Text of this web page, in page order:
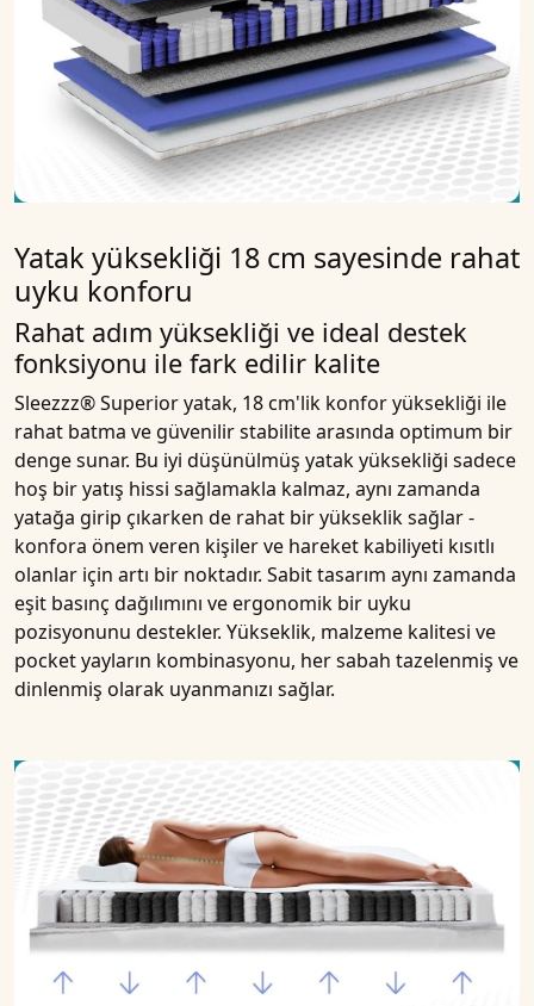
Yatak yüksekliği 18 cm sayesinde rahat
uyku konforu
Rahat adım yüksekliği ve ideal destek
fonksiyonu ile fark edilir kalite
Sleezzz® Superior yatak, 18 cm'lik konfor yüksekliği ile
rahat batma ve güvenilir stabilite arasında optimum bir
denge sunar. Bu iyi düşünülmüş yatak yüksekliği sadece
hoş bir yatış hissi sağlamakla kalmaz, aynı zamanda
yatağa girip çıkarken de rahat bir yükseklik sağlar -
konfora önem veren kişiler ve hareket kabiliyeti kısıtlı
olanlar için artı bir noktadır. Sabit tasarım aynı zamanda
eşit basınç dağılımını ve ergonomik bir uyku
pozisyonunu destekler. Yükseklik, malzeme kalitesi ve
pocket yayların kombinasyonu, her sabah tazelenmiş ve
dinlenmiş olarak uyanmanızı sağlar.